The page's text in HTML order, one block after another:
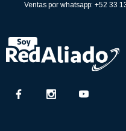
Ventas por whatsapp: +52 33